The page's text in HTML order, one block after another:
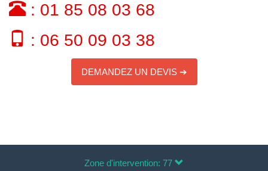
: 01 85 08 03 68
: 06 50 09 03 38
DEMANDEZ UN DEVIS ➔
Zone d'intervention: 77